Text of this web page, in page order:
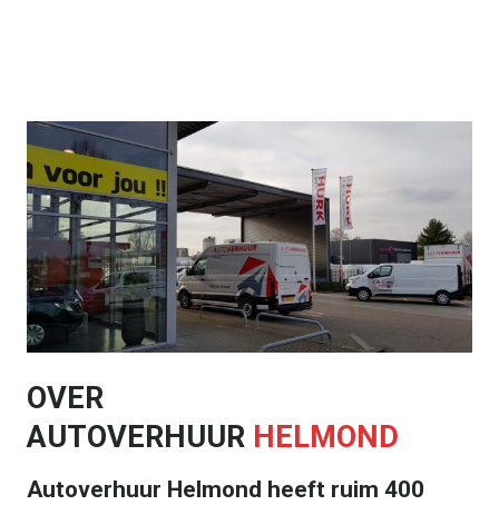
OVER
AUTOVERHUUR HELMOND
Autoverhuur Helmond heeft ruim 400